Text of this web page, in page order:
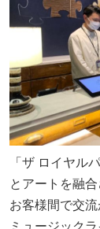
「ザ ロイヤル
とアートを融
お客様間で交